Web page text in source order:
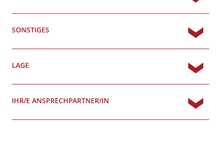
SONSTIGES
LAGE
IHR/E ANSPRECHPARTNER/IN